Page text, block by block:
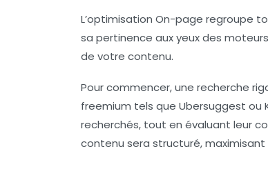
L’optimisation On-page regroupe
sa pertinence aux yeux des
de votre contenu.
Pour commencer, une recherche
freemium tels que Ubersuggest ou
recherchés, tout en évaluant leur
contenu sera structuré,